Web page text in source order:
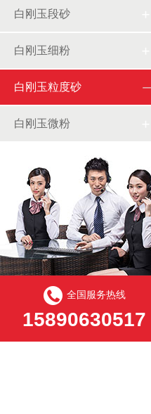
白刚玉段砂
白刚玉细粉
白刚玉粒度砂
白刚玉微粉
全国服务热线
15890630517